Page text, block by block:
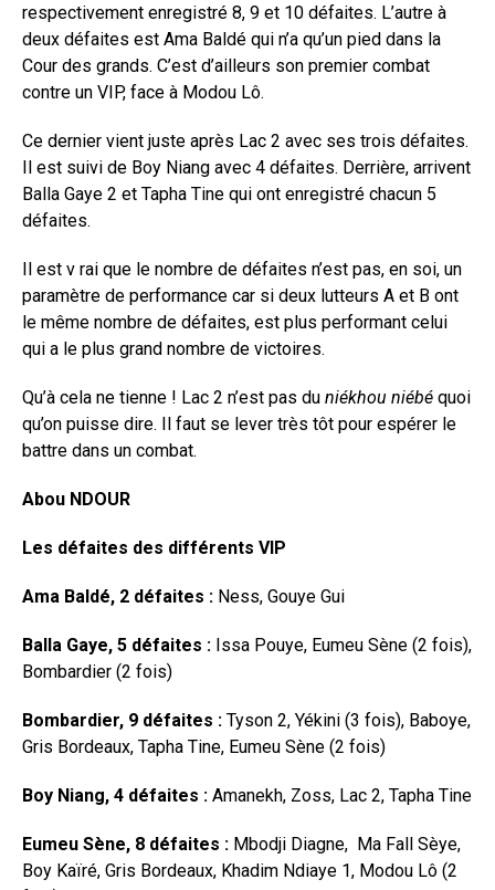
respectivement enregistré 8, 9 et 10 défaites. L’autre à
deux défaites est Ama Baldé qui n’a qu’un pied dans la
Cour des grands. C’est d’ailleurs son premier combat
contre un VIP, face à Modou Lô.
Ce dernier vient juste après Lac 2 avec ses trois défaites.
Il est suivi de Boy Niang avec 4 défaites. Derrière, arrivent
Balla Gaye 2 et Tapha Tine qui ont enregistré chacun 5
défaites.
Il est v rai que le nombre de défaites n’est pas, en soi, un
paramètre de performance car si deux lutteurs A et B ont
le même nombre de défaites, est plus performant celui
qui a le plus grand nombre de victoires.
Qu’à cela ne tienne ! Lac 2 n’est pas du niékhou niébé quoi
qu’on puisse dire. Il faut se lever très tôt pour espérer le
battre dans un combat.
Abou NDOUR
Les défaites des différents VIP
Ama Baldé, 2 défaites : Ness, Gouye Gui
Balla Gaye, 5 défaites : Issa Pouye, Eumeu Sène (2 fois),
Bombardier (2 fois)
Bombardier, 9 défaites : Tyson 2, Yékini (3 fois), Baboye,
Gris Bordeaux, Tapha Tine, Eumeu Sène (2 fois)
Boy Niang, 4 défaites : Amanekh, Zoss, Lac 2, Tapha Tine
Eumeu Sène, 8 défaites : Mbodji Diagne, Ma Fall Sèye,
Boy Kaïré, Gris Bordeaux, Khadim Ndiaye 1, Modou Lô (2